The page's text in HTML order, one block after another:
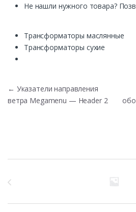
Не нашли нужного товара?
Трансформаторы маслянные
Трансформаторы сухие
Навигация по записям
← Указатели направления
ветра Megamenu — Header 2